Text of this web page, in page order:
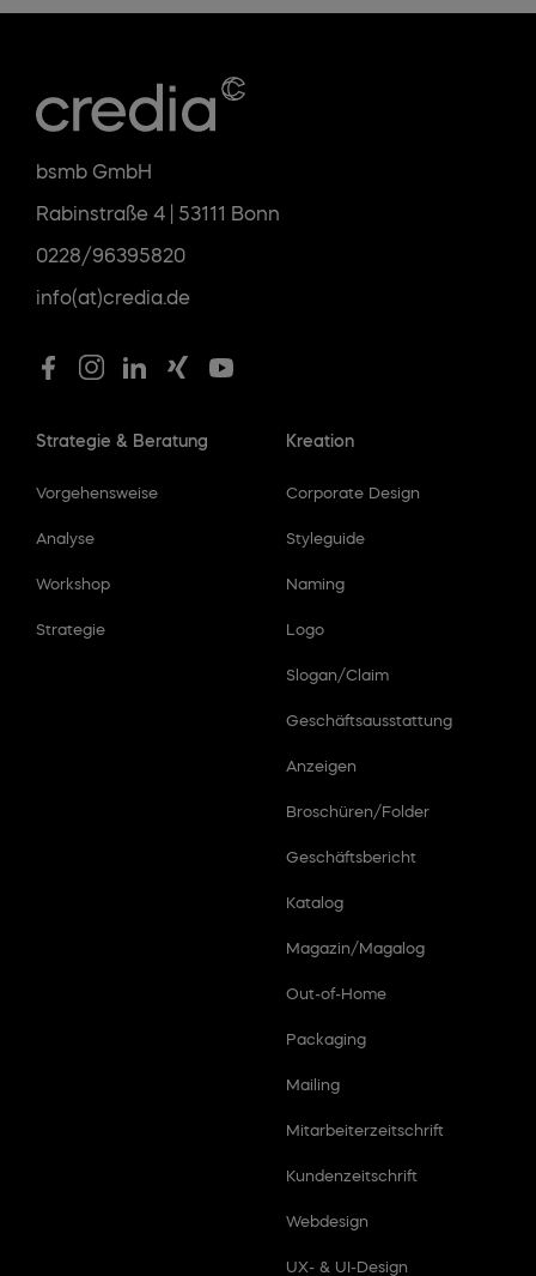
bsmb GmbH
Rabinstraße 4 | 53111 Bonn
0228/96395820
info(at)credia.de
Strategie & Beratung
Vorgehensweise
Analyse
Workshop
Strategie
Kreation
Corporate Design
Styleguide
Naming
Logo
Slogan/Claim
Geschäftsausstattung
Anzeigen
Broschüren/Folder
Geschäftsbericht
Katalog
Magazin/Magalog
Out-of-Home
Packaging
Mailing
Mitarbeiterzeitschrift
Kundenzeitschrift
Webdesign
UX- & UI-Design